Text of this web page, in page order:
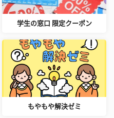
学生の窓口 限定クーポン
もやもや解決ゼミ